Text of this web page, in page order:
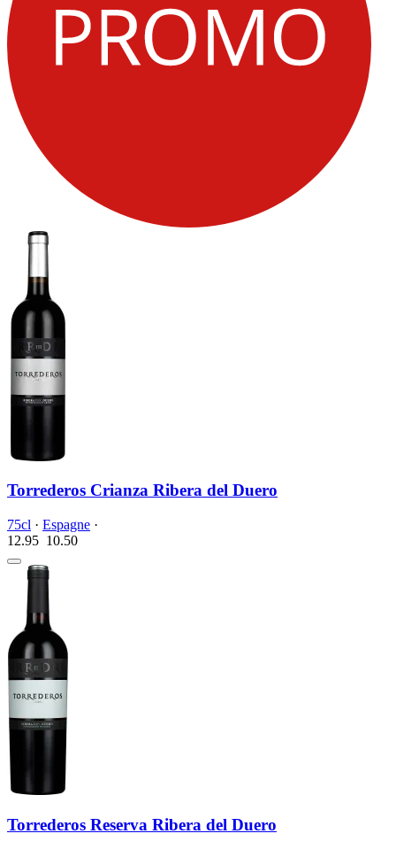
Torrederos Crianza Ribera del Duero
75cl · Espagne ·
12.95 10.50
Torrederos Reserva Ribera del Duero